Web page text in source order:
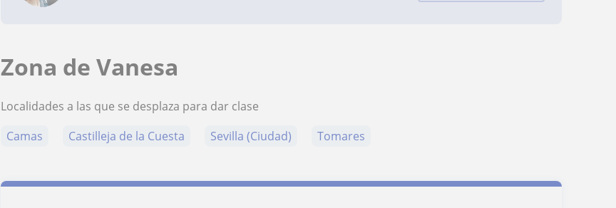
Zona de Vanesa
Localidades a las que se desplaza para dar clase
Camas
Castilleja de la Cuesta Sevilla (Ciudad) Tomares